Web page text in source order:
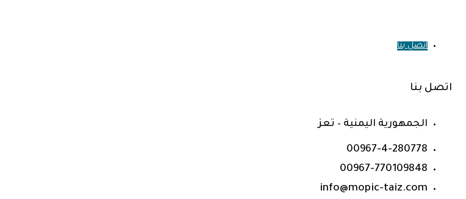
اتصل بنا
اتصل بنا
الجمهورية اليمنية – تعز
00967-4-280778
00967-770109848
info@mopic-taiz.com